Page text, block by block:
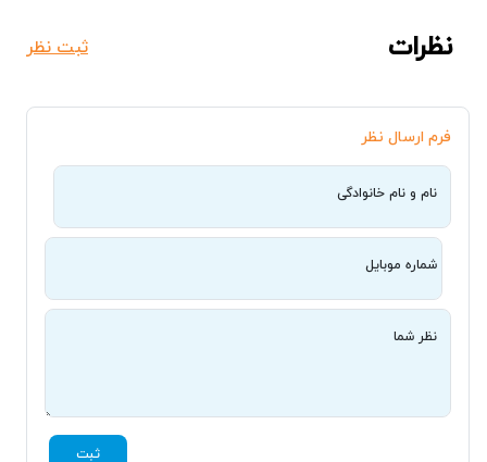
نظرات ثبت نظر
فرم ارسال نظر
نام و نام خانوادگی
شماره موبایل
نظر شما
ثبت